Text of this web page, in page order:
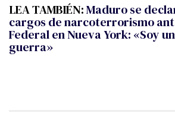
LEA TAMBIÉN:Maduro se
cargos de narcoterrorismo
Federal en Nueva York: «Soy
guerra»